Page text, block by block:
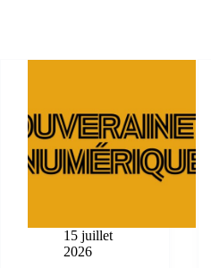
15 juillet
2026